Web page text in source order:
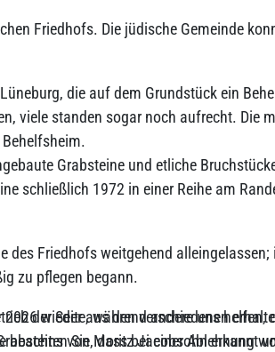
Friedhofs. Die jüdische Gemeinde
die auf dem Grundstück ein
viele standen sogar noch aufrecht. Die
Grabsteine und etliche
schließlich 1972 in einer Reihe am
Friedhofs weitgehend
zu pflegen begann.
wieder aus den verschiedenen
von Moritz Jacobsohn erkannt
der Seite, während andere uns
Sie, dass bei einer Ablehnung